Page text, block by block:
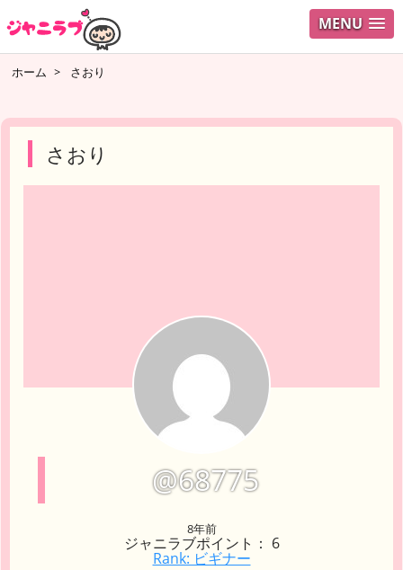
MENU ログイ
ホーム > さおり
さおり
@68775
8年前
ジャニラブポイント： 6
Rank: ビギナー